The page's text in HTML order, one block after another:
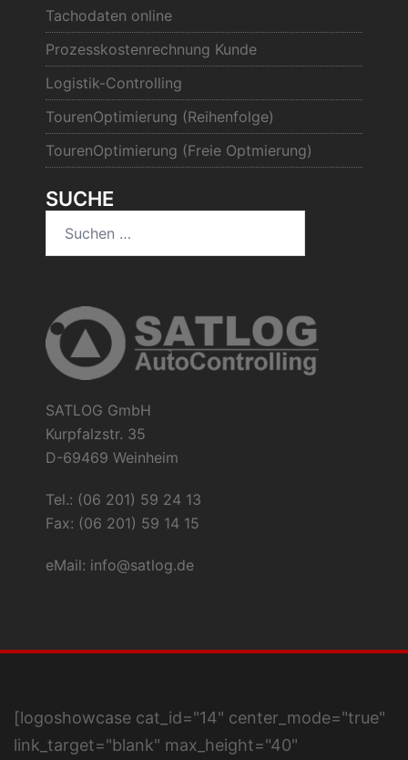
Tachodaten online
Prozesskostenrechnung Kunde
Logistik-Controlling
TourenOptimierung (Reihenfolge)
TourenOptimierung (Freie Optmierung)
SUCHE
SATLOG GmbH
Kurpfalzstr. 35
D-69469 Weinheim
Tel.: (06 201) 59 24 13
Fax: (06 201) 59 14 15
eMail: info@satlog.de
[logoshowcase cat_id="14" center_mode="true"
link_target="blank" max_height="40"